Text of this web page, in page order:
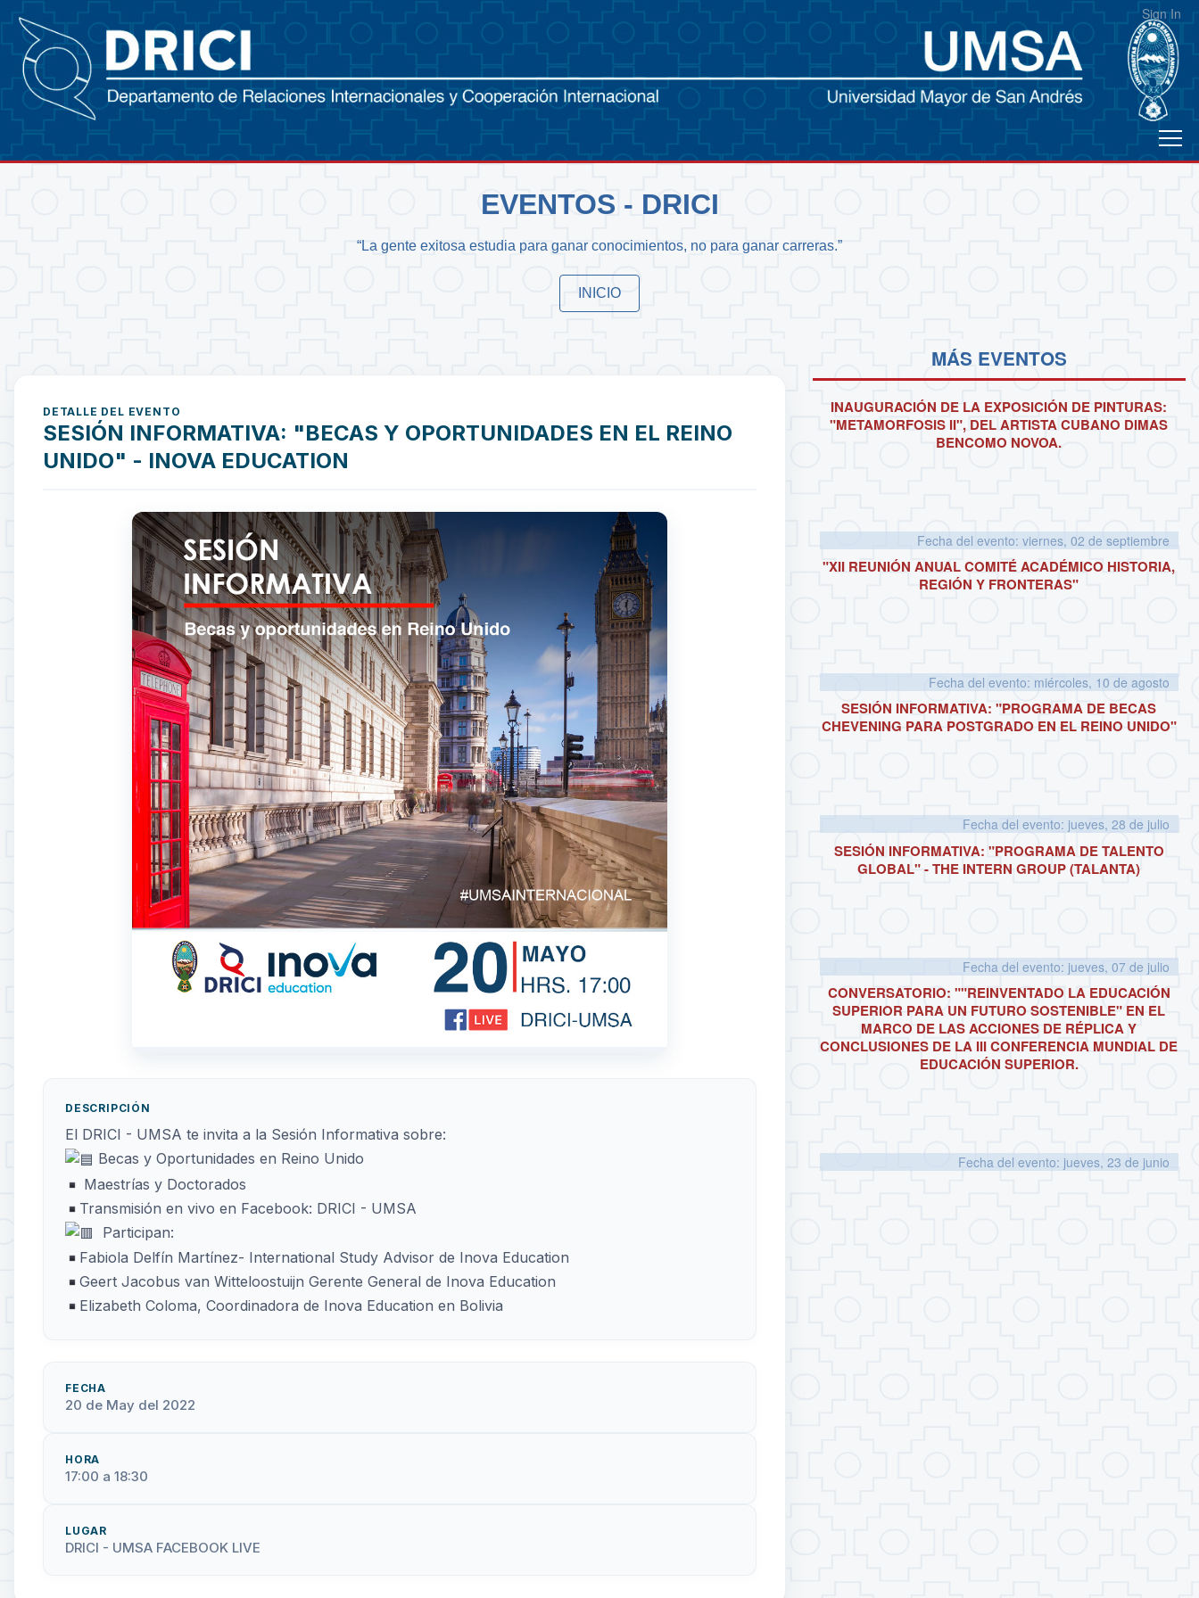
Sign In
EVENTOS - DRICI
“La gente exitosa estudia para ganar conocimientos, no para ganar carreras.”
INICIO
DETALLE DEL EVENTO
SESIÓN INFORMATIVA: "BECAS Y OPORTUNIDADES EN EL REINO
UNIDO" - INOVA EDUCATION
DESCRIPCIÓN
El DRICI - UMSA te invita a la Sesión Informativa sobre:
Becas y Oportunidades en Reino Unido
Maestrías y Doctorados
Transmisión en vivo en Facebook: DRICI - UMSA
Participan:
Fabiola Delfín Martínez- International Study Advisor de Inova Education
Geert Jacobus van Witteloostuijn Gerente General de Inova Education
Elizabeth Coloma, Coordinadora de Inova Education en Bolivia
FECHA
20 de May del 2022
HORA
17:00 a 18:30
LUGAR
DRICI - UMSA FACEBOOK LIVE
MÁS EVENTOS
INAUGURACIÓN DE LA EXPOSICIÓN DE PINTURAS:
"METAMORFOSIS II", DEL ARTISTA CUBANO DIMAS
BENCOMO NOVOA.
Fecha del evento: viernes, 02 de septiembre
"XII REUNIÓN ANUAL COMITÉ ACADÉMICO HISTORIA,
REGIÓN Y FRONTERAS"
Fecha del evento: miércoles, 10 de agosto
SESIÓN INFORMATIVA: "PROGRAMA DE BECAS
CHEVENING PARA POSTGRADO EN EL REINO UNIDO"
Fecha del evento: jueves, 28 de julio
SESIÓN INFORMATIVA: "PROGRAMA DE TALENTO
GLOBAL" - THE INTERN GROUP (TALANTA)
Fecha del evento: jueves, 07 de julio
CONVERSATORIO: ""REINVENTADO LA EDUCACIÓN
SUPERIOR PARA UN FUTURO SOSTENIBLE" EN EL
MARCO DE LAS ACCIONES DE RÉPLICA Y
CONCLUSIONES DE LA III CONFERENCIA MUNDIAL DE
EDUCACIÓN SUPERIOR.
Fecha del evento: jueves, 23 de junio